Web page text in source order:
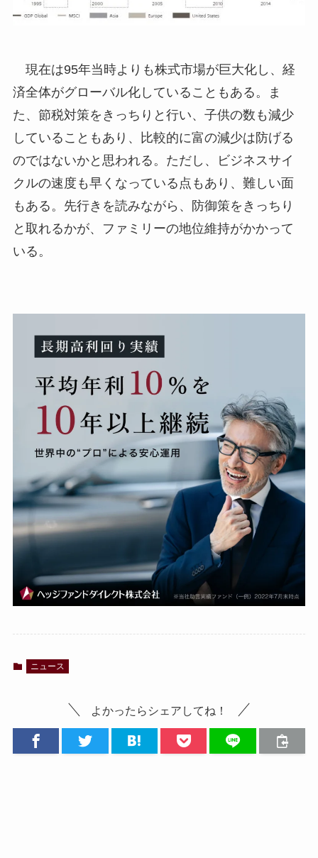
現在は95年当時よりも株式市場が巨大化し、経
済全体がグローバル化していることもある。ま
た、節税対策をきっちりと行い、子供の数も減少
していることもあり、比較的に富の減少は防げる
のではないかと思われる。ただし、ビジネスサイ
クルの速度も早くなっている点もあり、難しい面
もある。先行きを読みながら、防御策をきっちり
と取れるかが、ファミリーの地位維持がかかって
いる。
ニュース
よかったらシェアしてね！